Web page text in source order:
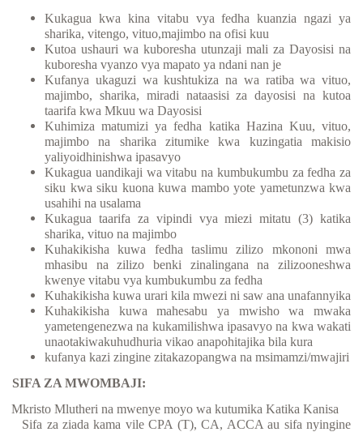
Kukagua kwa kina vitabu vya fedha kuanzia ngazi ya
sharika, vitengo, vituo,majimbo na ofisi kuu
Kutoa ushauri wa kuboresha utunzaji mali za Dayosisi na
kuboresha vyanzo vya mapato ya ndani nan je
Kufanya ukaguzi wa kushtukiza na wa ratiba wa vituo,
majimbo, sharika, miradi nataasisi za dayosisi na kutoa
taarifa kwa Mkuu wa Dayosisi
Kuhimiza matumizi ya fedha katika Hazina Kuu, vituo,
majimbo na sharika zitumike kwa kuzingatia makisio
yaliyoidhinishwa ipasavyo
Kukagua uandikaji wa vitabu na kumbukumbu za fedha za
siku kwa siku kuona kuwa mambo yote yametunzwa kwa
usahihi na usalama
Kukagua taarifa za vipindi vya miezi mitatu (3) katika
sharika, vituo na majimbo
Kuhakikisha kuwa fedha taslimu zilizo mkononi mwa
mhasibu na zilizo benki zinalingana na zilizooneshwa
kwenye vitabu vya kumbukumbu za fedha
Kuhakikisha kuwa urari kila mwezi ni saw ana unafannyika
Kuhakikisha kuwa mahesabu ya mwisho wa mwaka
yametengenezwa na kukamilishwa ipasavyo na kwa wakati
unaotakiwakuhudhuria vikao anapohitajika bila kura
kufanya kazi zingine zitakazopangwa na msimamzi/mwajiri
SIFA ZA MWOMBAJI:
Mkristo Mlutheri na mwenye moyo wa kutumika Katika Kanisa
Sifa za ziada kama vile CPA (T), CA, ACCA au sifa nyingine